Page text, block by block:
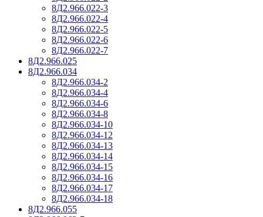
8Д2.966.022-3
8Д2.966.022-4
8Д2.966.022-5
8Д2.966.022-6
8Д2.966.022-7
8Д2.966.025
8Д2.966.034
8Д2.966.034-2
8Д2.966.034-4
8Д2.966.034-6
8Д2.966.034-8
8Д2.966.034-10
8Д2.966.034-12
8Д2.966.034-13
8Д2.966.034-14
8Д2.966.034-15
8Д2.966.034-16
8Д2.966.034-17
8Д2.966.034-18
8Д2.966.055